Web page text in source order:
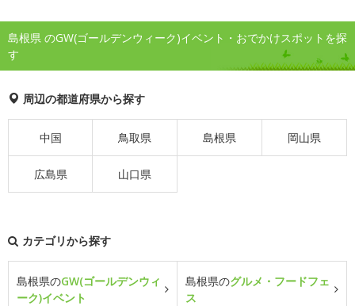
島根県 のGW(ゴールデンウィーク)イベント・おでかけスポットを探
す
周辺の都道府県から探す
中国 鳥取県 島根県 岡山県
広島県 山口県
カテゴリから探す
島根県のGW(ゴールデンウィ
ーク)イベント
島根県のグルメ・フードフェ
ス